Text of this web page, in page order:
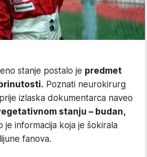
stanje postalo je predmet
Poznati neurokirurg
izlaska dokumentarca naveo
stanju – budan,
je informacija koja je šokirala
fanova.